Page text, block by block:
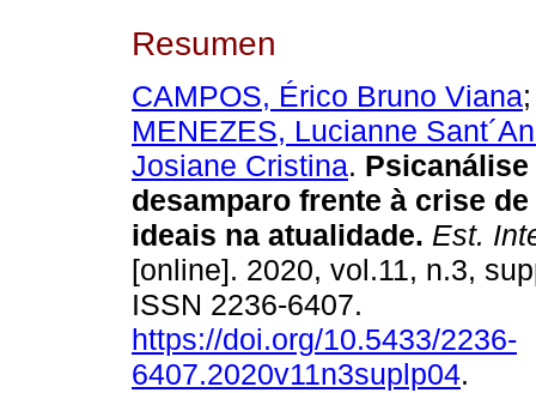
Resumen
CAMPOS, Érico Bruno Viana
MENEZES, Lucianne
Josiane Cristina. Psicanálise
desamparo frente à crise
ideais na atualidade. Est.
[online]. 2020, vol.11, n.3,
ISSN 2236-6407.
https://doi.org/10.5433/2236-
6407.2020v11n3suplp04.